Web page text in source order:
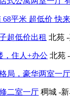
平米 超低价 快来
超低价出租 北苑
，住人+办公 北苑
局，豪华两室一厅
二室一厅 稠城 -